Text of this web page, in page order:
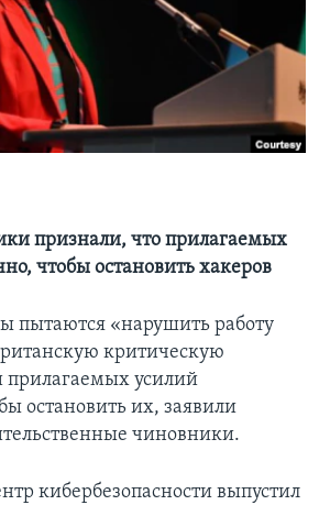
признали, что прилагаемых
чтобы остановить хакеров
пытаются «нарушить работу
критическую
прилагаемых усилий
остановить их, заявили
чиновники.
кибербезопасности выпустил